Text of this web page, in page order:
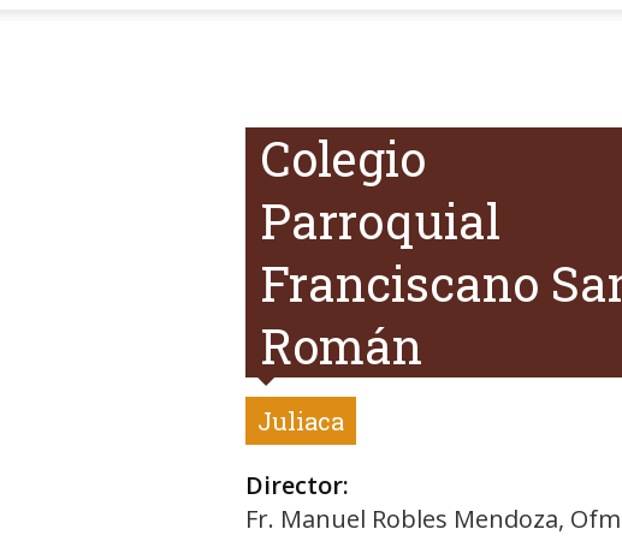
Colegio
Parroquial
Franciscano
Román
Juliaca
Director:
Fr. Manuel Robles Mendoza, Ofm